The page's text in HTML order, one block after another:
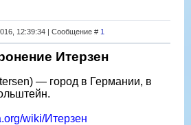
12:39:34 | Сообщение # 1
Итерзен
— город в Германии, в
wiki/Итерзен